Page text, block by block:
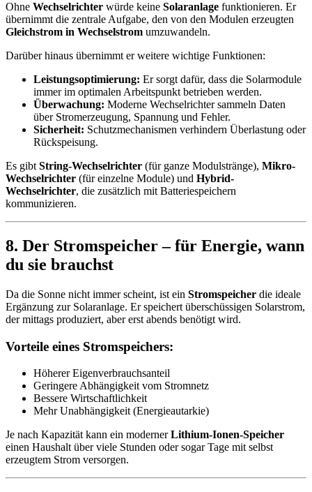
Ohne Wechselrichter würde keine Solaranlage funktionieren. Er
übernimmt die zentrale Aufgabe, den von den Modulen erzeugten
Gleichstrom in Wechselstrom umzuwandeln.
Darüber hinaus übernimmt er weitere wichtige Funktionen:
Leistungsoptimierung: Er sorgt dafür, dass die Solarmodule
immer im optimalen Arbeitspunkt betrieben werden.
Überwachung: Moderne Wechselrichter sammeln Daten
über Stromerzeugung, Spannung und Fehler.
Sicherheit: Schutzmechanismen verhindern Überlastung oder
Rückspeisung.
Es gibt String-Wechselrichter (für ganze Modulstränge), Mikro-
Wechselrichter (für einzelne Module) und Hybrid-
Wechselrichter, die zusätzlich mit Batteriespeichern
kommunizieren.
8. Der Stromspeicher – für Energie, wann
du sie brauchst
Da die Sonne nicht immer scheint, ist ein Stromspeicher die ideale
Ergänzung zur Solaranlage. Er speichert überschüssigen Solarstrom,
der mittags produziert, aber erst abends benötigt wird.
Vorteile eines Stromspeichers:
Höherer Eigenverbrauchsanteil
Geringere Abhängigkeit vom Stromnetz
Bessere Wirtschaftlichkeit
Mehr Unabhängigkeit (Energieautarkie)
Je nach Kapazität kann ein modernerLithium-Ionen-Speicher
einen Haushalt über viele Stunden oder sogar Tage mit selbst
erzeugtem Strom versorgen.